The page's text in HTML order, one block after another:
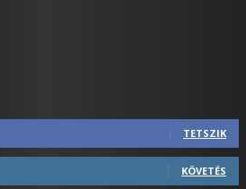
TETSZIK
KÖVETÉS